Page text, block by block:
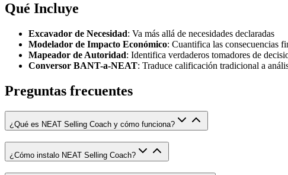
Qué Incluye
Excavador de Necesidad: Va más allá de necesidades declaradas
Modelador de Impacto Económico: Cuantifica las consecuencias
Mapeador de Autoridad: Identifica verdaderos tomadores de
Conversor BANT-a-NEAT: Traduce calificación tradicional a
Preguntas frecuentes
¿Qué es NEAT Selling Coach y cómo funciona?
¿Cómo instalo NEAT Selling Coach?